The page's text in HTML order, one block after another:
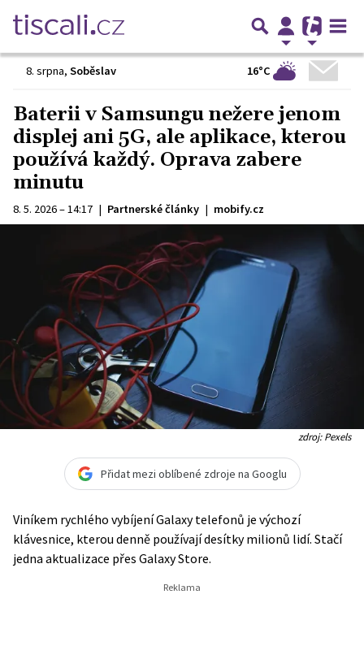
8. srpna, Soběslav 16°C
Baterii v Samsungu nežere jenom
displej ani 5G, ale aplikace, kterou
používá každý. Oprava zabere
minutu
8. 5. 2026 – 14:17 | Partnerské články | mobify.cz
zdroj: Pexels
Přidat mezi oblíbené zdroje na Googlu
Viníkem rychlého vybíjení Galaxy telefonů je výchozí
klávesnice, kterou denně používají desítky milionů lidí. Stačí
jedna aktualizace přes Galaxy Store.